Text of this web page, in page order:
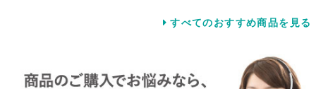
すべてのおすすめ商品を見る